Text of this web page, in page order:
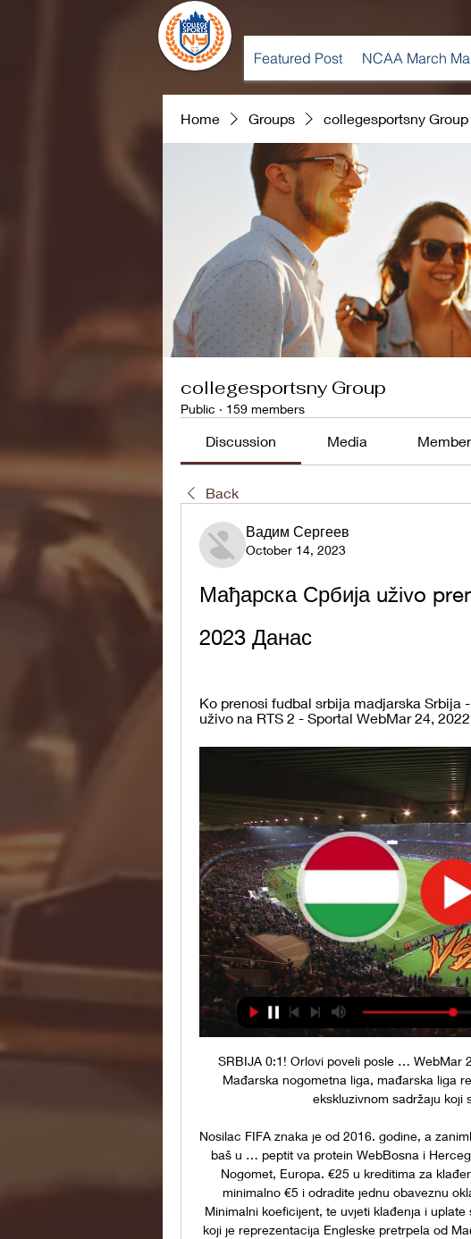
Featured Post NCAA March
Home Groups collegesportsny Group
collegesportsny Group
Public · 159 members
Discussion Media
Back
Вадим Сергеев
October 14, 2023
Мађарска Србија uživo
2023 Данас
Ko prenosi fudbal srbija madjarska Srbija
uživo na RTS 2 - Sportal WebMar 24,
SRBIJA 0:1! Orlovi poveli posle … WebMar
Mađarska nogometna liga, mađarska liga
ekskluzivnom sadržaju koji
Nosilac FIFA znaka je od 2016. godine, a
baš u … peptit va protein WebBosna i
Nogomet, Europa. €25 u kreditima za
minimalno €5 i odradite jednu obaveznu
Minimalni koeficijent, te uvjeti klađenja i
koji je reprezentacija Engleske pretrpela od